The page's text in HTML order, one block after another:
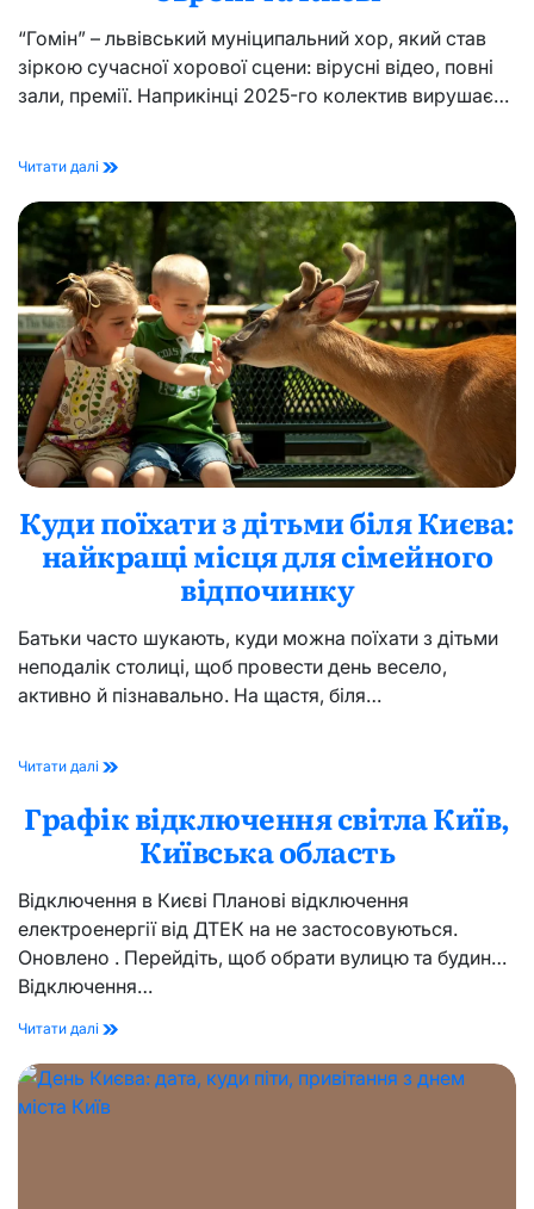
“Гомін” – львівський муніципальний хор, який став
зіркою сучасної хорової сцени: вірусні відео, повні
зали, премії. Наприкінці 2025-го колектив вирушає…
Читати далі Хор
де
коли
виступає
в
Європі
Києві
Куди поїхати з дітьми біля Києва:
найкращі місця для сімейного
відпочинку
Батьки часто шукають, куди можна поїхати з дітьми
неподалік столиці, щоб провести день весело,
активно й пізнавально. На щастя, біля…
Читати далі Куди
з
дітьми
найкращі
для
сімейного
відпочинку
Графік відключення світла Київ,
Київська область
Відключення в Києві Планові відключення
електроенергії від ДТЕК на не застосовуються.
Оновлено . Перейдіть, щоб обрати вулицю та будинок
Відключення…
Читати далі Графік
світла
Київська